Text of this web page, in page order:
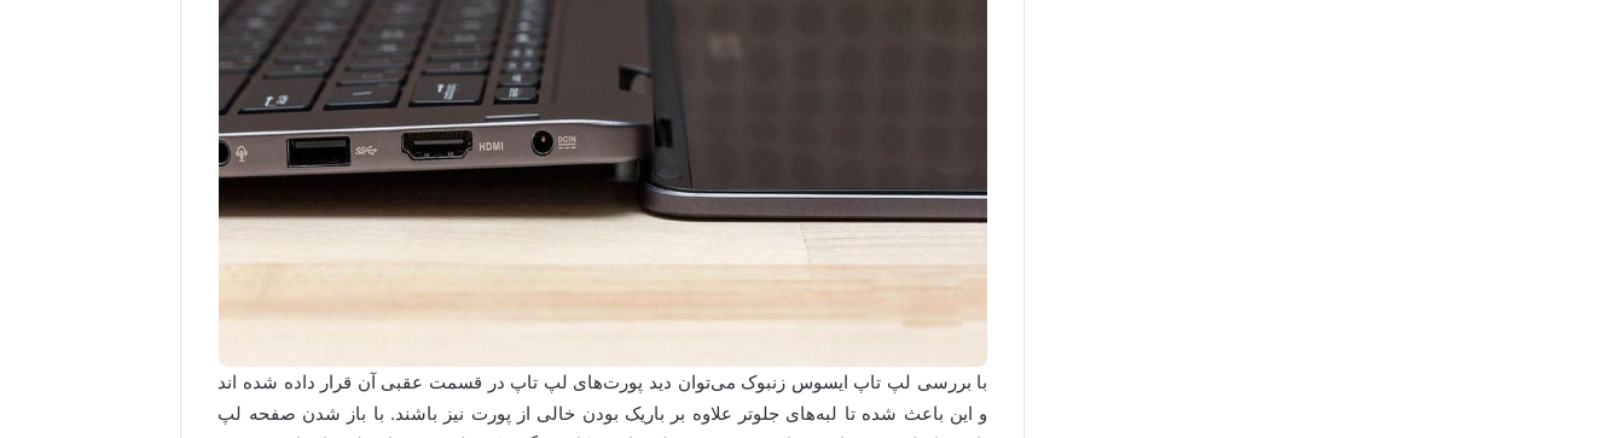
با بررسی لپ تاپ ایسوس زنبوک می‌توان دید پورت‌های لپ تاپ در قسمت عقبی آن قرار داده شده اند
و این باعث شده تا لبه‌های جلوتر علاوه بر باریک بودن خالی از پورت نیز باشند. با باز شدن صفحه لپ